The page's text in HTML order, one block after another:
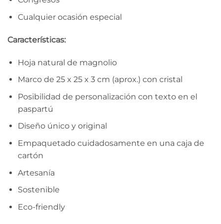
Cualquier ocasión especial
Características:
Hoja natural de magnolio
Marco de 25 x 25 x 3 cm (aprox.) con cristal
Posibilidad de personalización con texto en el
paspartú
Diseño único y original
Empaquetado cuidadosamente en una caja de
cartón
Artesanía
Sostenible
Eco-friendly